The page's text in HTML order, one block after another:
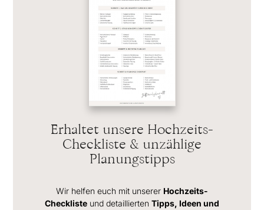
Erhaltet unsere Hochzeits-
Checkliste & unzählige
Planungstipps
Wir helfen euch mit unserer Hochzeits-
Checkliste und detaillierten Tipps, Ideen und